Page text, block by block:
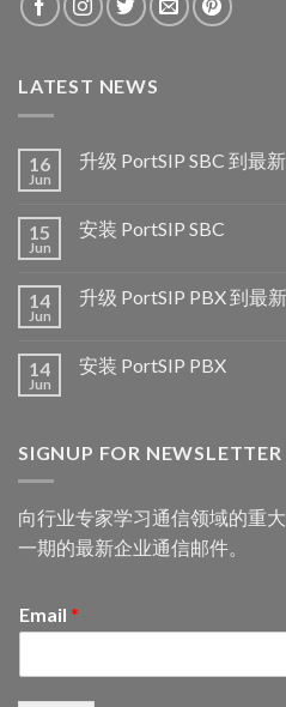
LATEST NEWS
16
Jun
升级 PortSIP SBC 到最
15
Jun
安装 PortSIP SBC
14
Jun
升级 PortSIP PBX 到最
14
Jun
安装 PortSIP PBX
SIGNUP FOR NEWSLETTER
向行业专家学习通信领域的重
一期的最新企业通信邮件。
Email *